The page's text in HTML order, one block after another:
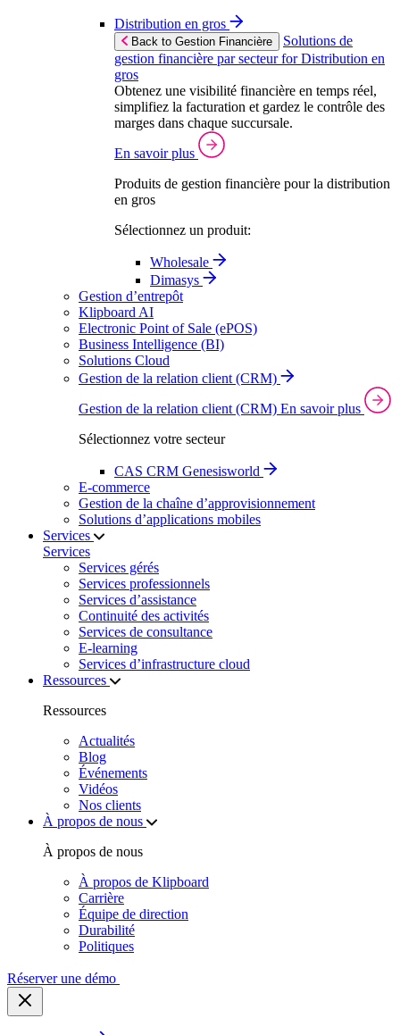
Distribution en gros
Back to Gestion Financière
Solutions de
gestion financière par secteur for Distribution en
gros
Obtenez une visibilité financière en temps réel,
simplifiez la facturation et gardez le contrôle des
marges dans chaque succursale.
En savoir plus
Produits de gestion financière pour la distribution
en gros
Sélectionnez un produit:
Wholesale
Dimasys
Gestion d’entrepôt
Klipboard AI
Electronic Point of Sale (ePOS)
Business Intelligence (BI)
Solutions Cloud
Gestion de la relation client (CRM)
Gestion de la relation client (CRM) En savoir plus
Sélectionnez votre secteur
CAS CRM Genesisworld
E‑commerce
Gestion de la chaîne d’approvisionnement
Solutions d’applications mobiles
Services
Services
Services gérés
Services professionnels
Services d’assistance
Continuité des activités
Services de consultance
E‑learning
Services d’infrastructure cloud
Ressources
Ressources
Actualités
Blog
Événements
Vidéos
Nos clients
À propos de nous
À propos de nous
À propos de Klipboard
Carrière
Équipe de direction
Durabilité
Politiques
Réserver une démo